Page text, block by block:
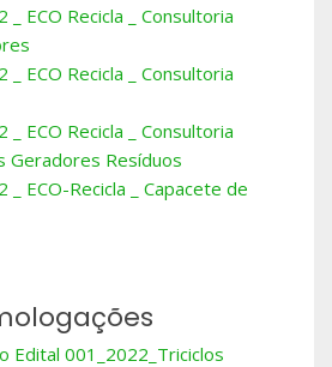
_ ECO Recicla _ Consultoria
_ ECO Recicla _ Consultoria
_ ECO Recicla _ Consultoria
Geradores Resíduos
_ ECO-Recicla _ Capacete de
Edital 001_2022_Triciclos